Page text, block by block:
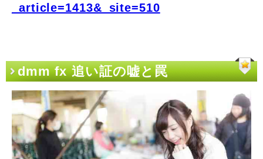
_article=1413&_site=510
dmm fx 追い証の嘘と罠